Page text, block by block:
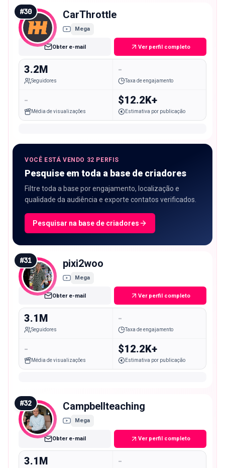
#30 CarThrottle
Mega
Obter e-mail Ver perfil completo
3.2M
Seguidores
-
Taxa de engajamento
-
Média de visualizações
$12.2K+
Estimativa por publicação
VOCÊ ESTÁ VENDO 32 PERFIS
Pesquise em toda a base de criadores
Filtre toda a base por engajamento, localização e
qualidade da audiência e exporte contatos verificados.
Pesquisar na base de criadores
#31 pixi2woo
Mega
Obter e-mail Ver perfil completo
3.1M
Seguidores
-
Taxa de engajamento
-
Média de visualizações
$12.2K+
Estimativa por publicação
#32 Campbellteaching
Mega
Obter e-mail Ver perfil completo
3.1M -